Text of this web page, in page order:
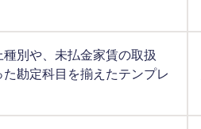
別や、未払金家賃の取扱
勘定科目を揃えたテンプレ